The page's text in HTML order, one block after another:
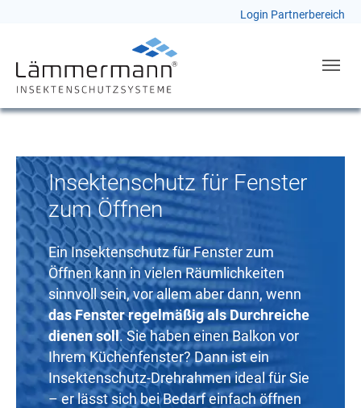
Login Partnerbereich
Skip to main navigation
Insektenschutz für Fenster
zum Öffnen
Ein Insektenschutz für Fenster zum
Öffnen kann in vielen Räumlichkeiten
sinnvoll sein, vor allem aber dann, wenn
das Fenster regelmäßig als Durchreiche
dienen soll. Sie haben einen Balkon vor
Ihrem Küchenfenster? Dann ist ein
Insektenschutz-Drehrahmen ideal für Sie
– er lässt sich bei Bedarf einfach öffnen